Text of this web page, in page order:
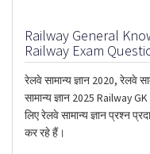
Railway General
Railway Exam
रेलवे सामान्य ज्ञान 2020, रेलवे
सामान्य ज्ञान 2025 Railway
लिए रेलवे सामान्य ज्ञान प्रश्न
कर रहे हैं।